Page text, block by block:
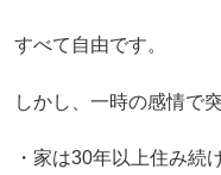
すべて自由です。
しかし、一時の感情で
・家は30年以上住み続